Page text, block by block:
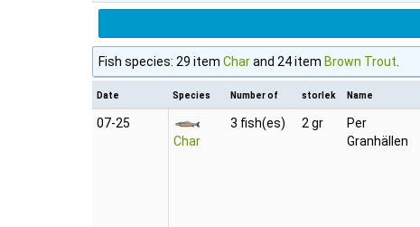
Fish species: 29 item Charand 24 item Brown Trout
Date Species Number of storlek Name
07‑25
Char
3 fish(es) 2 gr
Per
Granhällen